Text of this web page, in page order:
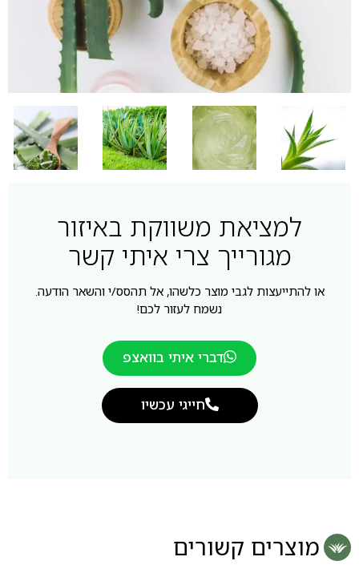
למציאת משווקת באיזור
מגורייך צרי איתי קשר
או להתייעצות לגבי מוצר כלשהו, אל תהסס/י והשאר הודעה.
נשמח לעזור לכם!
דברי איתי בוואצפ
חייגי עכשיו
מוצרים קשורים